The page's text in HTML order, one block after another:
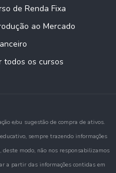
de Renda Fixa
ao Mercado
todos os cursos
e/ou sugestão de compra de ativos.
sempre trazendo informações
modo, não nos responsabilizamos
a partir das informações contidas em